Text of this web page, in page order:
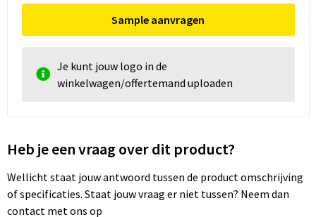
Sample aanvragen
Je kunt jouw logo in de
winkelwagen/offertemand uploaden
Heb je een vraag over dit product?
Wellicht staat jouw antwoord tussen de product omschrijving
of specificaties. Staat jouw vraag er niet tussen? Neem dan
contact met ons op